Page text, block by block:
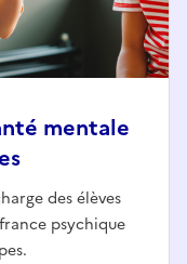
mentale
des élèves
psychique